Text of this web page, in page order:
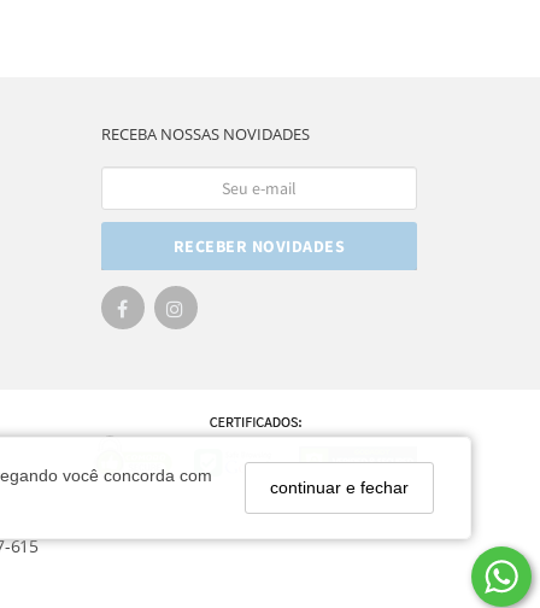
você concorda com
continuar e fechar
RECEBA NOSSAS NOVIDADES
RECEBER NOVIDADES
615